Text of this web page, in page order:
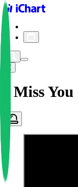
iChart logo
I Miss You